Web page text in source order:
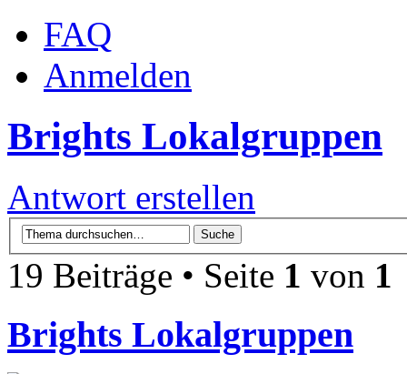
FAQ
Anmelden
Brights Lokalgruppen
Antwort erstellen
19 Beiträge • Seite 1 von 1
Brights Lokalgruppen